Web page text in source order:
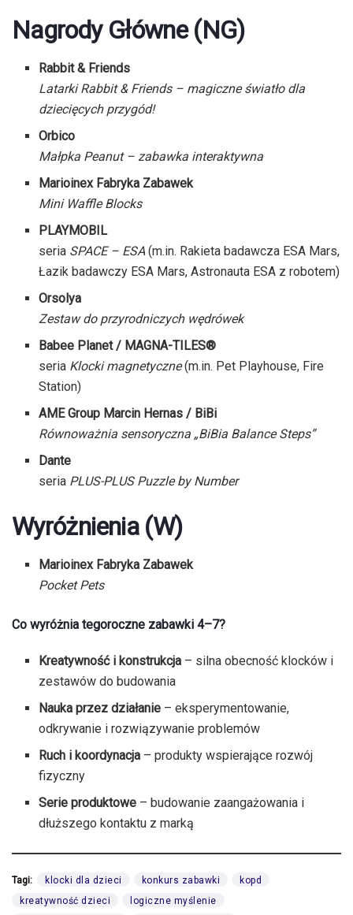
Nagrody Główne (NG)
Rabbit & Friends
Latarki Rabbit & Friends – magiczne światło dla
dziecięcych przygód!
Orbico
Małpka Peanut – zabawka interaktywna
Marioinex Fabryka Zabawek
Mini Waffle Blocks
PLAYMOBIL
seria SPACE – ESA(m.in. Rakieta badawcza ESA Mars,
Łazik badawczy ESA Mars, Astronauta ESA z robotem)
Orsolya
Zestaw do przyrodniczych wędrówek
Babee Planet / MAGNA-TILES®
seria Klocki magnetyczne(m.in. Pet Playhouse, Fire
Station)
AME Group Marcin Hernas / BiBi
Równoważnia sensoryczna „BiBia Balance Steps”
Dante
seria PLUS-PLUS Puzzle by Number
Wyróżnienia (W)
Marioinex Fabryka Zabawek
Pocket Pets
Co wyróżnia tegoroczne zabawki 4–7?
Kreatywność i konstrukcja – silna obecność klocków i
zestawów do budowania
Nauka przez działanie – eksperymentowanie,
odkrywanie i rozwiązywanie problemów
Ruch i koordynacja – produkty wspierające rozwój
fizyczny
Serie produktowe – budowanie zaangażowania i
dłuższego kontaktu z marką
Tagi: klocki dla dzieci konkurs zabawki
kopd
kreatywność dzieci
logiczne myślenie